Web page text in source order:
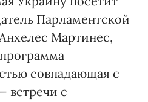
Парламентской
Мартинес,
совпадающая с
встречи с